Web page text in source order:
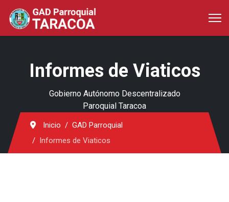
Informes de Viaticos
Gobierno Autónomo Descentralizado
Paroquial Taracoa
Inicio
GAD Parroquial
Informes de Viaticos